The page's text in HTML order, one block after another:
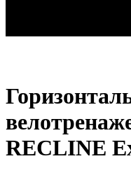
RECLINE